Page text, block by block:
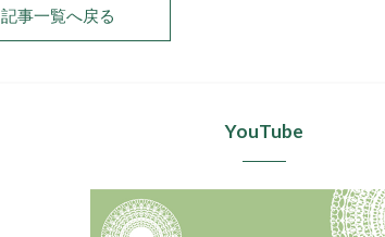
記事一覧へ戻る
YouTube